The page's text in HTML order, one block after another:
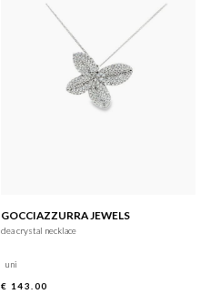
GOCCIAZZURRA JEWELS
dea crystal necklace
uni
€ 143.00